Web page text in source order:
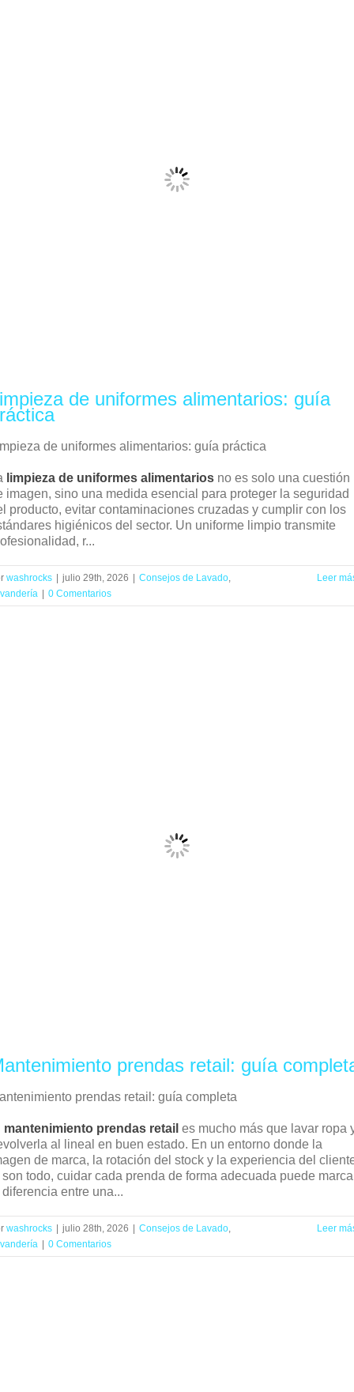
de uniformes alimentarios: guía
de uniformes alimentarios: guía práctica
limpieza de uniformes alimentarios no es solo una cuestión
imagen, sino una medida esencial para proteger la seguridad
producto, evitar contaminaciones cruzadas y cumplir con los
higiénicos del sector. Un uniforme limpio transmite
r...
washrocks | julio 29th, 2026 | Consejos de Lavado,
| 0 Comentarios
Leer
prendas retail: guía
prendas retail: guía completa
mantenimiento prendas retail es mucho más que lavar ropa
al lineal en buen estado. En un entorno donde la
de marca, la rotación del stock y la experiencia del
todo, cuidar cada prenda de forma adecuada puede
entre una...
washrocks | julio 28th, 2026 | Consejos de Lavado,
| 0 Comentarios
Leer